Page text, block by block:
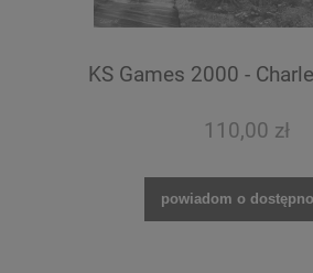
KS Games 2000 -
110,00 zł
powiadom o